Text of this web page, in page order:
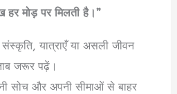
हर मोड़ पर मिलती है।”
यात्राएँ या असली जीवन
जरूर पढ़ें।
सोच और अपनी सीमाओं से बाहर